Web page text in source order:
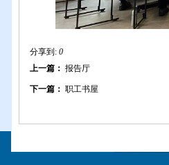
分享到: 0
上一篇： 报告厅
下一篇： 职工书屋